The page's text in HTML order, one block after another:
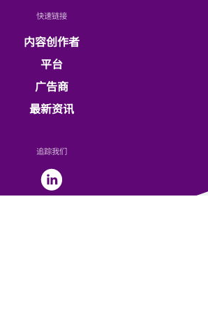
快速链接
内容创作者
平台
广告商
最新资讯
追踪我们